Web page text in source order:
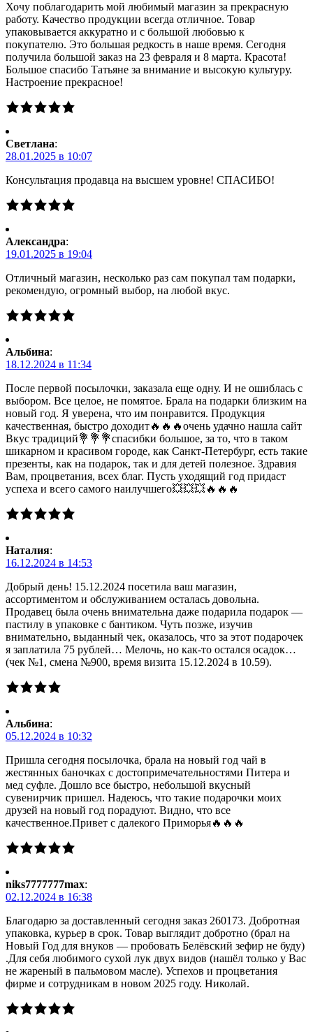
Хочу поблагодарить мой любимый магазин за прекрасную
работу. Качество продукции всегда отличное. Товар
упаковывается аккуратно и с большой любовью к
покупателю. Это большая редкость в наше время. Сегодня
получила большой заказ на 23 февраля и 8 марта. Красота!
Большое спасибо Татьяне за внимание и высокую культуру.
Настроение прекрасное!
Светлана:
28.01.2025 в 10:07
Консультация продавца на высшем уровне! СПАСИБО!
Александра:
19.01.2025 в 19:04
Отличный магазин, несколько раз сам покупал там подарки,
рекомендую, огромный выбор, на любой вкус.
Альбина:
18.12.2024 в 11:34
После первой посылочки, заказала еще одну. И не ошиблась с
выбором. Все целое, не помятое. Брала на подарки близким на
новый год. Я уверена, что им понравится. Продукция
качественная, быстро доходит🔥🔥🔥очень удачно нашла сайт
Вкус традиций💐💐💐спасибки большое, за то, что в таком
шикарном и красивом городе, как Санкт-Петербург, есть такие
презенты, как на подарок, так и для детей полезное. Здравия
Вам, процветания, всех благ. Пусть уходящий год придаст
успеха и всего самого наилучшего💥💥💥🔥🔥🔥
Наталия:
16.12.2024 в 14:53
Добрый день! 15.12.2024 посетила ваш магазин,
ассортиментом и обслуживанием осталась довольна.
Продавец была очень внимательна даже подарила подарок —
пастилу в упаковке с бантиком. Чуть позже, изучив
внимательно, выданный чек, оказалось, что за этот подарочек
я заплатила 75 рублей… Мелочь, но как-то остался осадок…
(чек №1, смена №900, время визита 15.12.2024 в 10.59).
Альбина:
05.12.2024 в 10:32
Пришла сегодня посылочка, брала на новый год чай в
жестянных баночках с достопримечательностями Питера и
мед суфле. Дошло все быстро, небольшой вкусный
сувенирчик пришел. Надеюсь, что такие подарочки моих
друзей на новый год порадуют. Видно, что все
качественное.Привет с далекого Приморья🔥🔥🔥
niks7777777max:
02.12.2024 в 16:38
Благодарю за доставленный сегодня заказ 260173. Добротная
упаковка, курьер в срок. Товар выглядит добротно (брал на
Новый Год для внуков — пробовать Белёвский зефир не буду)
.Для себя любимого сухой лук двух видов (нашёл только у Вас
не жареный в пальмовом масле). Успехов и процветания
фирме и сотрудникам в новом 2025 году. Николай.